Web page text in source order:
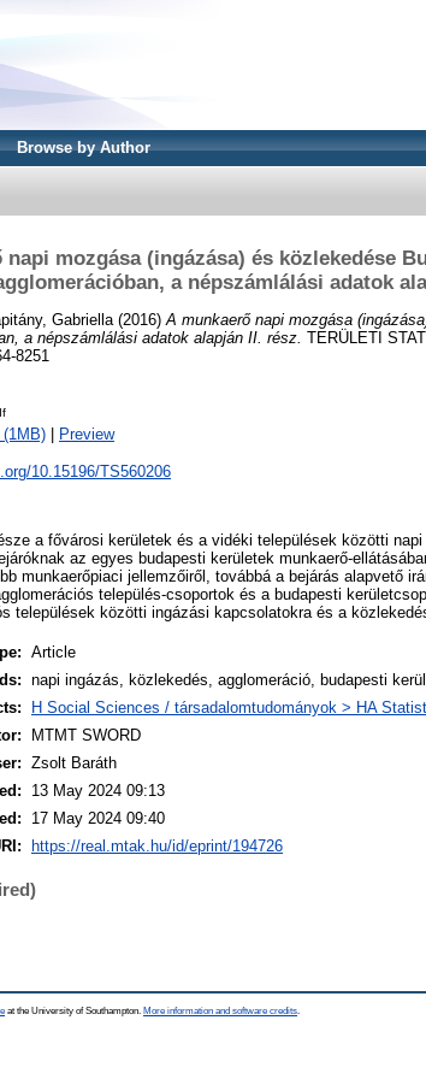
Browse by Author
napi mozgása (ingázása) és közlekedése
a népszámlálási adatok
Gabriella (2016) A munkaerő napi mozgása
a népszámlálási adatok alapján II. rész. TERÜLETI
8251
(1MB) Preview
10.15196/TS560206
a fővárosi kerületek és a vidéki települések közötti
az egyes budapesti kerületek munkaerő-
munkaerőpiaci jellemzőiről, továbbá a bejárás alapvető
település-csoportok és a budapesti
települések közötti ingázási kapcsolatokra és a
Article
napi ingázás, közlekedés, agglomeráció, budapesti
H Social Sciences / társadalomtudományok > HA
MTMT SWORD
Zsolt Baráth
13 May 2024 09:13
17 May 2024 09:40
https://real.mtak.hu/id/eprint/194726
at the University of Southampton. More information and software credits